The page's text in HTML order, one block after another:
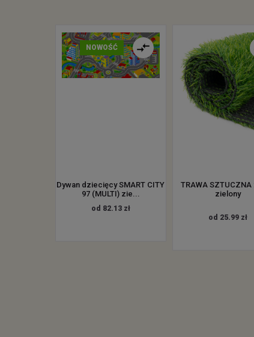
NOWOŚĆ
Dywan dziecięcy SMART CITY
97 (MULTI) zie...
od 82.13 zł
TRAWA SZTUCZNA
zielony
od 25.99 zł